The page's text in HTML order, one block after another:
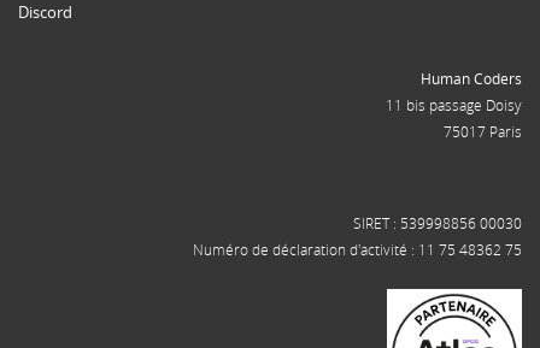
Discord
Human Coders
11 bis passage Doisy
75017 Paris
SIRET : 539998856 00030
Numéro de déclaration d'activité : 11 75 48362 75